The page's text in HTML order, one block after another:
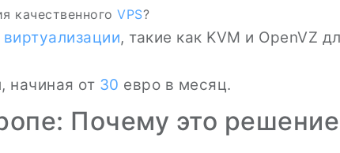
качественного VPS?
виртуализации, такие как KVM и OpenVZ
начиная от 30 евро в месяц.
Почему это